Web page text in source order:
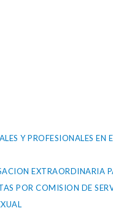
Y PROFESIONALES EN
EXTRAORDINARIA
POR COMISION DE